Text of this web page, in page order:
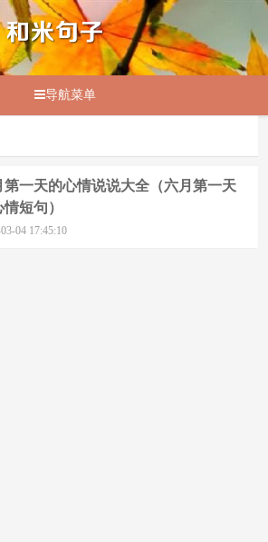
导航菜单
第一天的心情说说大全（六月第一天
短句）
04 17:45:10